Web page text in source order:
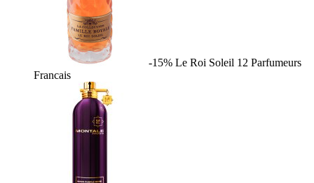
-15% Le Roi Soleil 12 Parfumeurs
Francais